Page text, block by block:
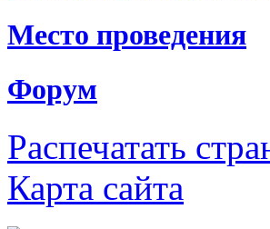
Место проведения
Форум
Распечатать
Карта сайта